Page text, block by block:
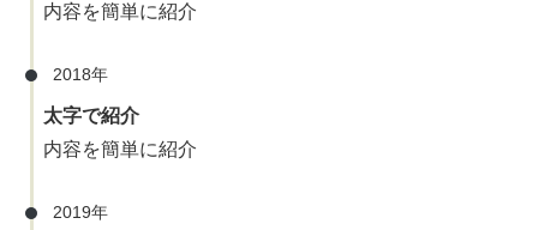
内容を簡単に紹介
2018年
太字で紹介
内容を簡単に紹介
2019年